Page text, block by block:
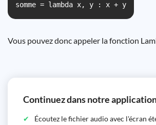
somme = lambda x, y : x + y
Vous pouvez donc appeler la fonction
Continuez dans notre
Écoutez le fichier audio avec l'écran